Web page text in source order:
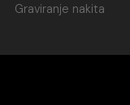
Graviranje nakita